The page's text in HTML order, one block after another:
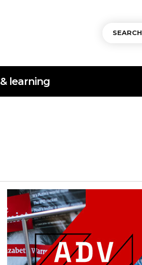
SEARCH
learning